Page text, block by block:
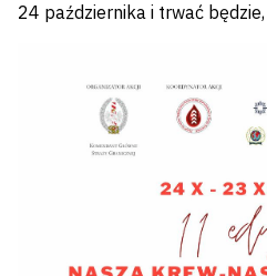
24 października i trwać